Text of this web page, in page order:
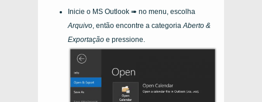
Inicie o MS Outlook ➠ no menu, escolha
Arquivo, então encontre a categoriaAberto &
Exportação e pressione.